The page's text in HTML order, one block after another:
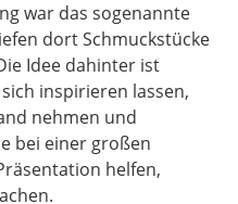
war das sogenannte
dort Schmuckstücke
Idee dahinter ist
inspirieren lassen,
nehmen und
bei einer großen
helfen,